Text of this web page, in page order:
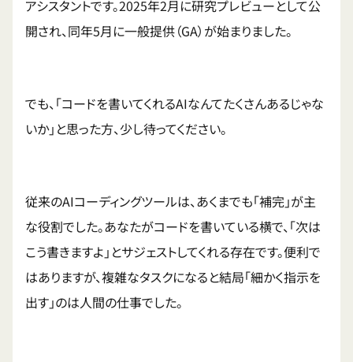
アシスタントです。2025年2月に研究プレビューとして公
開され、同年5月に一般提供（GA）が始まりました。
でも、「コードを書いてくれるAIなんてたくさんあるじゃな
いか」と思った方、少し待ってください。
従来のAIコーディングツールは、あくまでも「補完」が主
な役割でした。あなたがコードを書いている横で、「次は
こう書きますよ」とサジェストしてくれる存在です。便利で
はありますが、複雑なタスクになると結局「細かく指示を
出す」のは人間の仕事でした。